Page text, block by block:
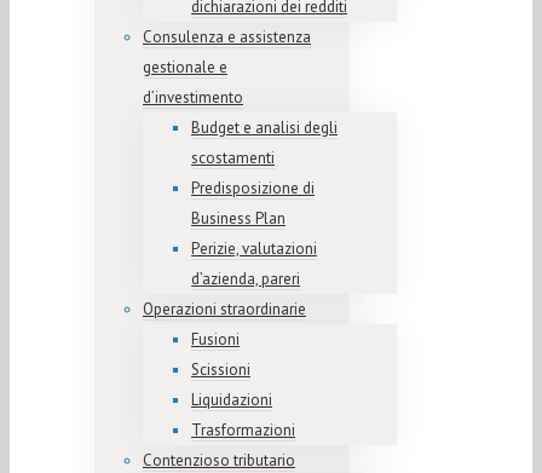
dichiarazioni dei redditi
Consulenza e assistenza
gestionale e
d’investimento
Budget e analisi degli
scostamenti
Predisposizione di
Business Plan
Perizie, valutazioni
d’azienda, pareri
Operazioni straordinarie
Fusioni
Scissioni
Liquidazioni
Trasformazioni
Contenzioso tributario